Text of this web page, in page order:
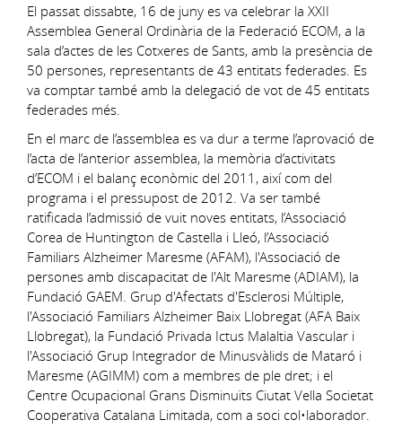
El passat dissabte, 16 de juny es va celebrar la XXII
Assemblea General Ordinària de la Federació ECOM, a la
sala d’actes de les Cotxeres de Sants, amb la presència de
50 persones, representants de 43 entitats federades. Es
va comptar també amb la delegació de vot de 45 entitats
federades més.
En el marc de l’assemblea es va dur a terme l’aprovació de
l’acta de l’anterior assemblea, la memòria d’activitats
d’ECOM i el balanç econòmic del 2011, així com del
programa i el pressupost de 2012. Va ser també
ratificada l’admissió de vuit noves entitats, l’Associació
Corea de Huntington de Castella i Lleó, l’Associació
Familiars Alzheimer Maresme (AFAM), l'Associació de
persones amb discapacitat de l'Alt Maresme (ADIAM), la
Fundació GAEM. Grup d'Afectats d'Esclerosi Múltiple,
l'Associació Familiars Alzheimer Baix Llobregat (AFA Baix
Llobregat), la Fundació Privada Ictus Malaltia Vascular i
l'Associació Grup Integrador de Minusvàlids de Mataró i
Maresme (AGIMM) com a membres de ple dret; i el
Centre Ocupacional Grans Disminuïts Ciutat Vella Societat
Cooperativa Catalana Limitada, com a soci col•laborador.